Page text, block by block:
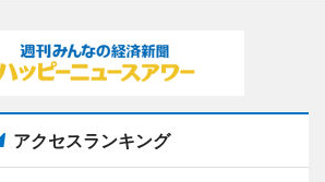
アクセスランキング